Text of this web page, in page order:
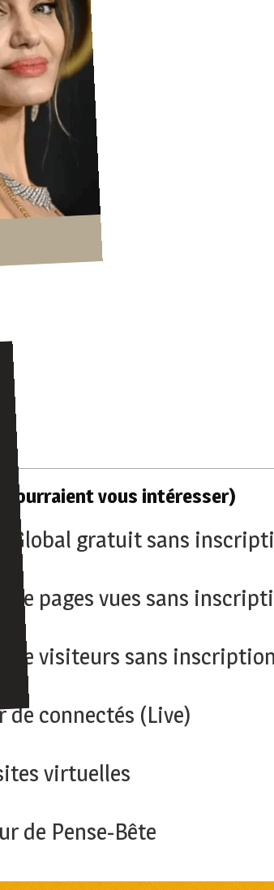
pourraient vous intéresser)
Global gratuit sans
de pages vues sans
de visiteurs sans inscription
de connectés (Live)
virtuelles
de Pense-Bête